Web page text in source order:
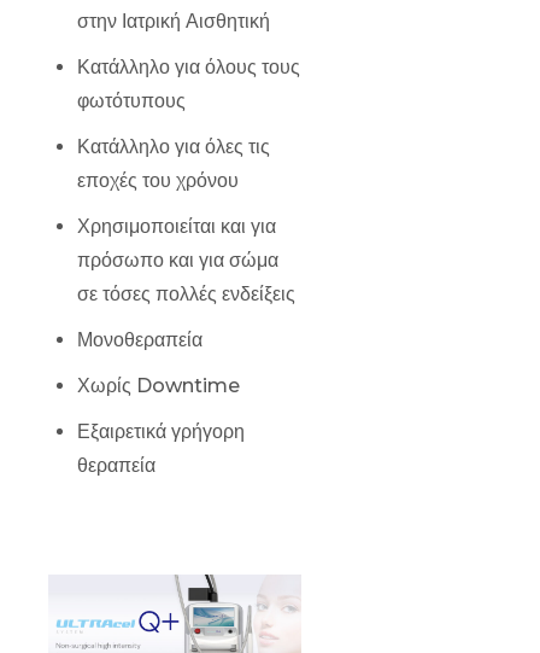
στην Ιατρική Αισθητική
Κατάλληλο για όλους τους
φωτότυπους
Κατάλληλο για όλες τις
εποχές του χρόνου
Χρησιμοποιείται και για
πρόσωπο και για σώμα
σε τόσες πολλές ενδείξεις
Μονοθεραπεία
Χωρίς Downtime
Εξαιρετικά γρήγορη
θεραπεία